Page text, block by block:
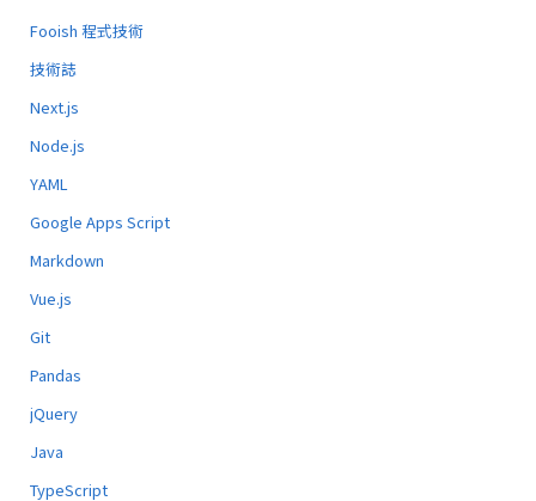
Fooish 程式技術
技術誌
Next.js
Node.js
YAML
Google Apps Script
Markdown
Vue.js
Git
Pandas
jQuery
Java
TypeScript